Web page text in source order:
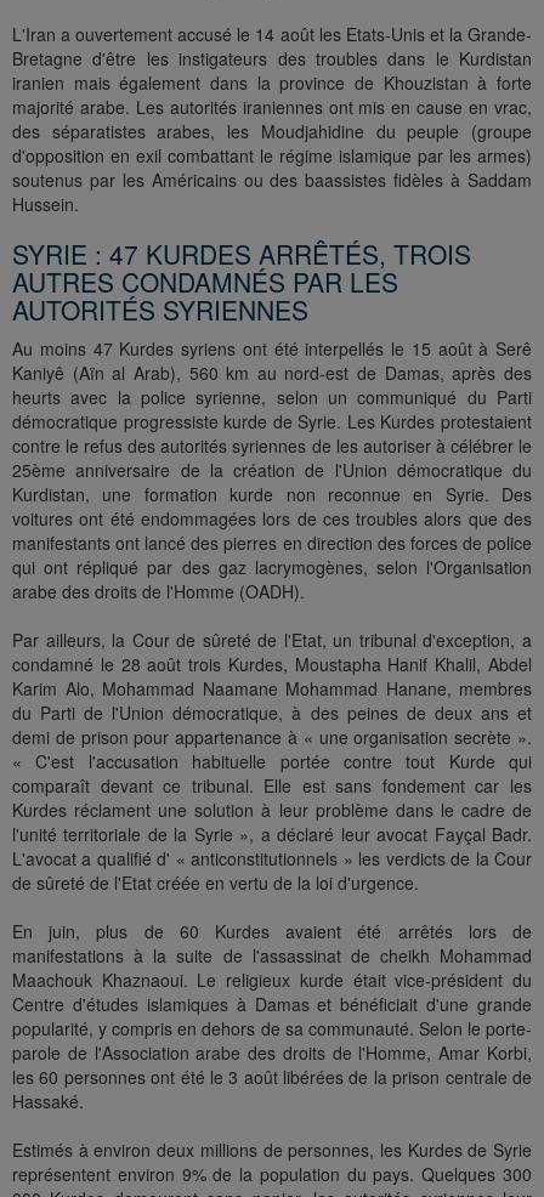
L'Iran a ouvertement accusé le 14 août les Etats-Unis et la Grande-
Bretagne d'être les instigateurs des troubles dans le Kurdistan
iranien mais également dans la province de Khouzistan à forte
majorité arabe. Les autorités iraniennes ont mis en cause en vrac,
des séparatistes arabes, les Moudjahidine du peuple (groupe
d'opposition en exil combattant le régime islamique par les armes)
soutenus par les Américains ou des baassistes fidèles à Saddam
Hussein.
SYRIE : 47 KURDES ARRÊTÉS, TROIS
AUTRES CONDAMNÉS PAR LES
AUTORITÉS SYRIENNES
Au moins 47 Kurdes syriens ont été interpellés le 15 août à Serê
Kaniyê (Aïn al Arab), 560 km au nord-est de Damas, après des
heurts avec la police syrienne, selon un communiqué du Parti
démocratique progressiste kurde de Syrie. Les Kurdes protestaient
contre le refus des autorités syriennes de les autoriser à célébrer le
25ème anniversaire de la création de l'Union démocratique du
Kurdistan, une formation kurde non reconnue en Syrie. Des
voitures ont été endommagées lors de ces troubles alors que des
manifestants ont lancé des pierres en direction des forces de police
qui ont répliqué par des gaz lacrymogènes, selon l'Organisation
arabe des droits de l'Homme (OADH).
Par ailleurs, la Cour de sûreté de l'Etat, un tribunal d'exception, a
condamné le 28 août trois Kurdes, Moustapha Hanif Khalil, Abdel
Karim Alo, Mohammad Naamane Mohammad Hanane, membres
du Parti de l'Union démocratique, à des peines de deux ans et
demi de prison pour appartenance à « une organisation secrète ».
« C'est l'accusation habituelle portée contre tout Kurde qui
comparaît devant ce tribunal. Elle est sans fondement car les
Kurdes réclament une solution à leur problème dans le cadre de
l'unité territoriale de la Syrie », a déclaré leur avocat Fayçal Badr.
L'avocat a qualifié d' « anticonstitutionnels » les verdicts de la Cour
de sûreté de l'Etat créée en vertu de la loi d'urgence.
En juin, plus de 60 Kurdes avaient été arrêtés lors de
manifestations à la suite de l'assassinat de cheikh Mohammad
Maachouk Khaznaoui. Le religieux kurde était vice-président du
Centre d'études islamiques à Damas et bénéficiait d'une grande
popularité, y compris en dehors de sa communauté. Selon le porte-
parole de l'Association arabe des droits de l'Homme, Amar Korbi,
les 60 personnes ont été le 3 août libérées de la prison centrale de
Hassaké.
Estimés à environ deux millions de personnes, les Kurdes de Syrie
représentent environ 9% de la population du pays. Quelques 300